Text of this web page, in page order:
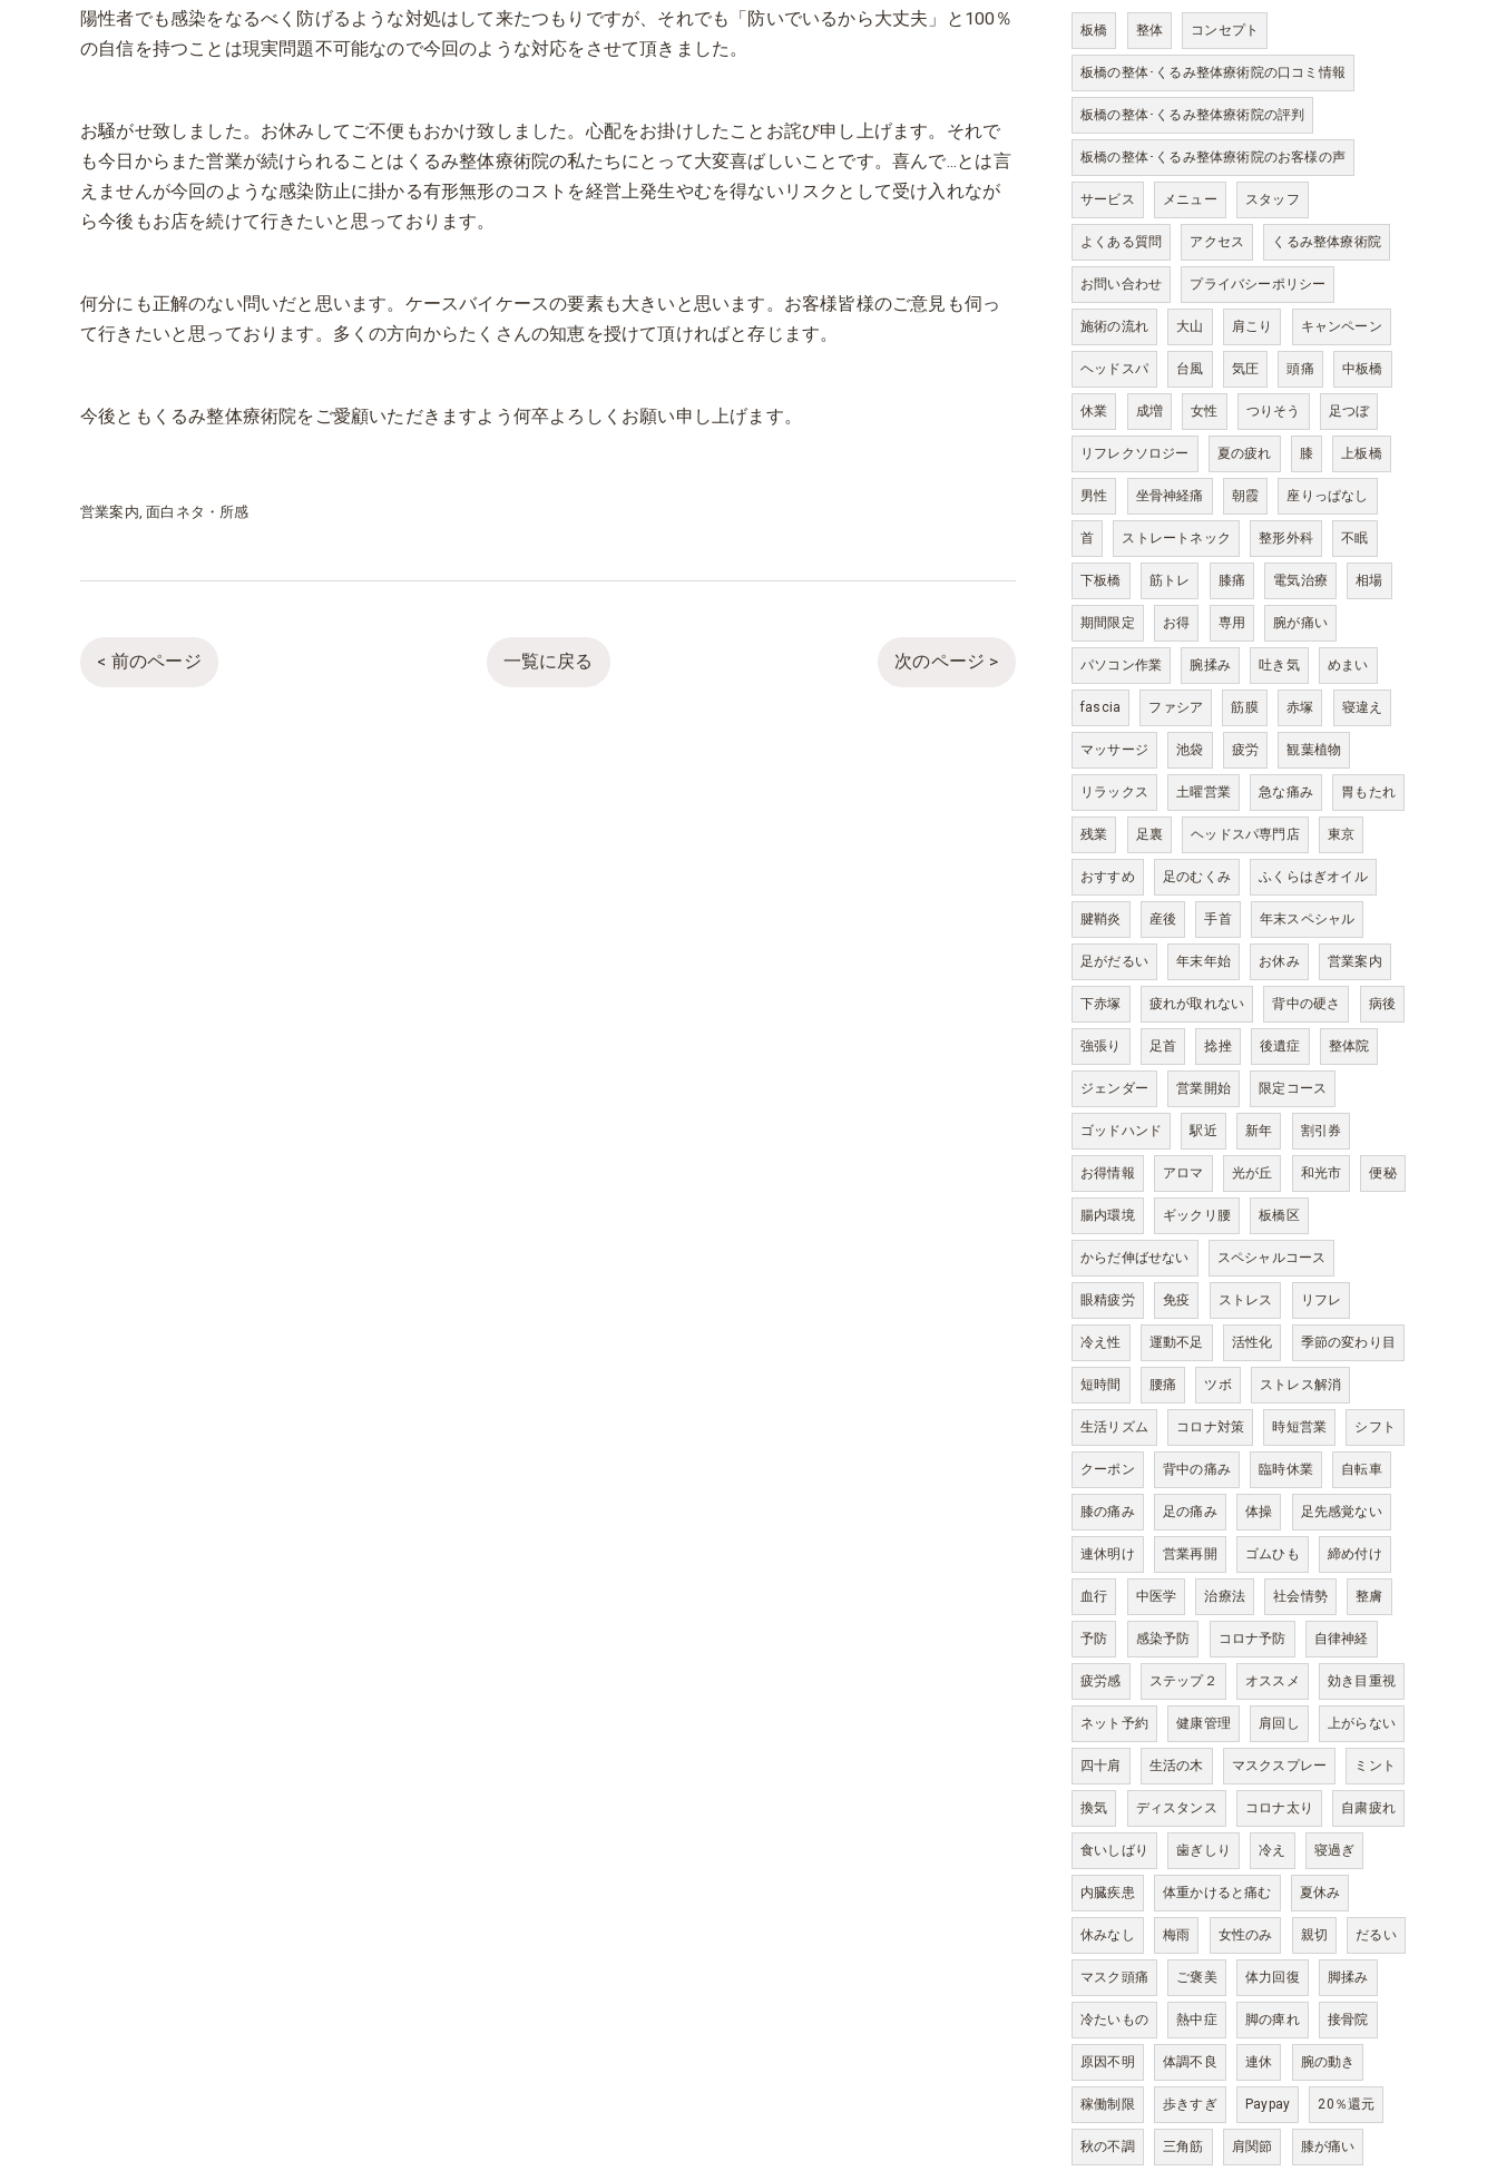
陽性者でも感染をなるべく防げるような対処はして来たつもりですが、それでも「防いでいるから大丈夫」と100％
の自信を持つことは現実問題不可能なので今回のような対応をさせて頂きました。
お騒がせ致しました。お休みしてご不便もおかけ致しました。心配をお掛けしたことお詫び申し上げます。それで
も今日からまた営業が続けられることはくるみ整体療術院の私たちにとって大変喜ばしいことです。喜んで...とは言
えませんが今回のような感染防止に掛かる有形無形のコストを経営上発生やむを得ないリスクとして受け入れなが
ら今後もお店を続けて行きたいと思っております。
何分にも正解のない問いだと思います。ケースバイケースの要素も大きいと思います。お客様皆様のご意見も伺っ
て行きたいと思っております。多くの方向からたくさんの知恵を授けて頂ければと存じます。
今後ともくるみ整体療術院をご愛顧いただきますよう何卒よろしくお願い申し上げます。
営業案内 面白ネタ・所感
< 前のページ 一覧に戻る 次のページ >
板橋 整体 コンセプト
板橋の整体･くるみ整体療術院の口コミ情報
板橋の整体･くるみ整体療術院の評判
板橋の整体･くるみ整体療術院のお客様の声
サービス メニュー スタッフ
よくある質問 アクセス くるみ整体療術院
お問い合わせ プライバシーポリシー
施術の流れ 大山 肩こり キャンペーン
ヘッドスパ 台風 気圧 頭痛 中板橋
休業 成増 女性 つりそう 足つぼ
リフレクソロジー 夏の疲れ 膝 上板橋
男性 坐骨神経痛 朝霞 座りっぱなし
首 ストレートネック 整形外科 不眠
下板橋 筋トレ 膝痛 電気治療 相場
期間限定 お得 専用 腕が痛い
パソコン作業 腕揉み 吐き気 めまい
fascia ファシア 筋膜 赤塚 寝違え
マッサージ 池袋 疲労 観葉植物
リラックス 土曜営業 急な痛み 胃もたれ
残業 足裏 ヘッドスパ専門店 東京
おすすめ 足のむくみ ふくらはぎオイル
腱鞘炎 産後 手首 年末スペシャル
足がだるい 年末年始 お休み 営業案内
下赤塚 疲れが取れない 背中の硬さ 病後
強張り 足首 捻挫 後遺症 整体院
ジェンダー 営業開始 限定コース
ゴッドハンド 駅近 新年 割引券
お得情報 アロマ 光が丘 和光市 便秘
腸内環境 ギックリ腰 板橋区
からだ伸ばせない スペシャルコース
眼精疲労 免疫 ストレス リフレ
冷え性 運動不足 活性化 季節の変わり目
短時間 腰痛 ツボ ストレス解消
生活リズム コロナ対策 時短営業 シフト
クーポン 背中の痛み 臨時休業 自転車
膝の痛み 足の痛み 体操 足先感覚ない
連休明け 営業再開 ゴムひも 締め付け
血行 中医学 治療法 社会情勢 整膚
予防 感染予防 コロナ予防 自律神経
疲労感 ステップ２ オススメ 効き目重視
ネット予約 健康管理 肩回し 上がらない
四十肩 生活の木 マスクスプレー ミント
換気 ディスタンス コロナ太り 自粛疲れ
食いしばり 歯ぎしり 冷え 寝過ぎ
内臓疾患 体重かけると痛む 夏休み
休みなし 梅雨 女性のみ 親切 だるい
マスク頭痛 ご褒美 体力回復 脚揉み
冷たいもの 熱中症 脚の痺れ 接骨院
原因不明 体調不良 連休 腕の動き
稼働制限 歩きすぎ Paypay 20％還元
秋の不調 三角筋 肩関節 膝が痛い